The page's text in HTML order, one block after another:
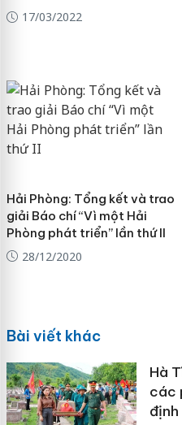
17/03/2022
Hải Phòng: Tổng kết và trao
giải Báo chí “Vì một Hải
Phòng phát triển” lần thứ II
28/12/2020
Bài viết khác
Hà
các